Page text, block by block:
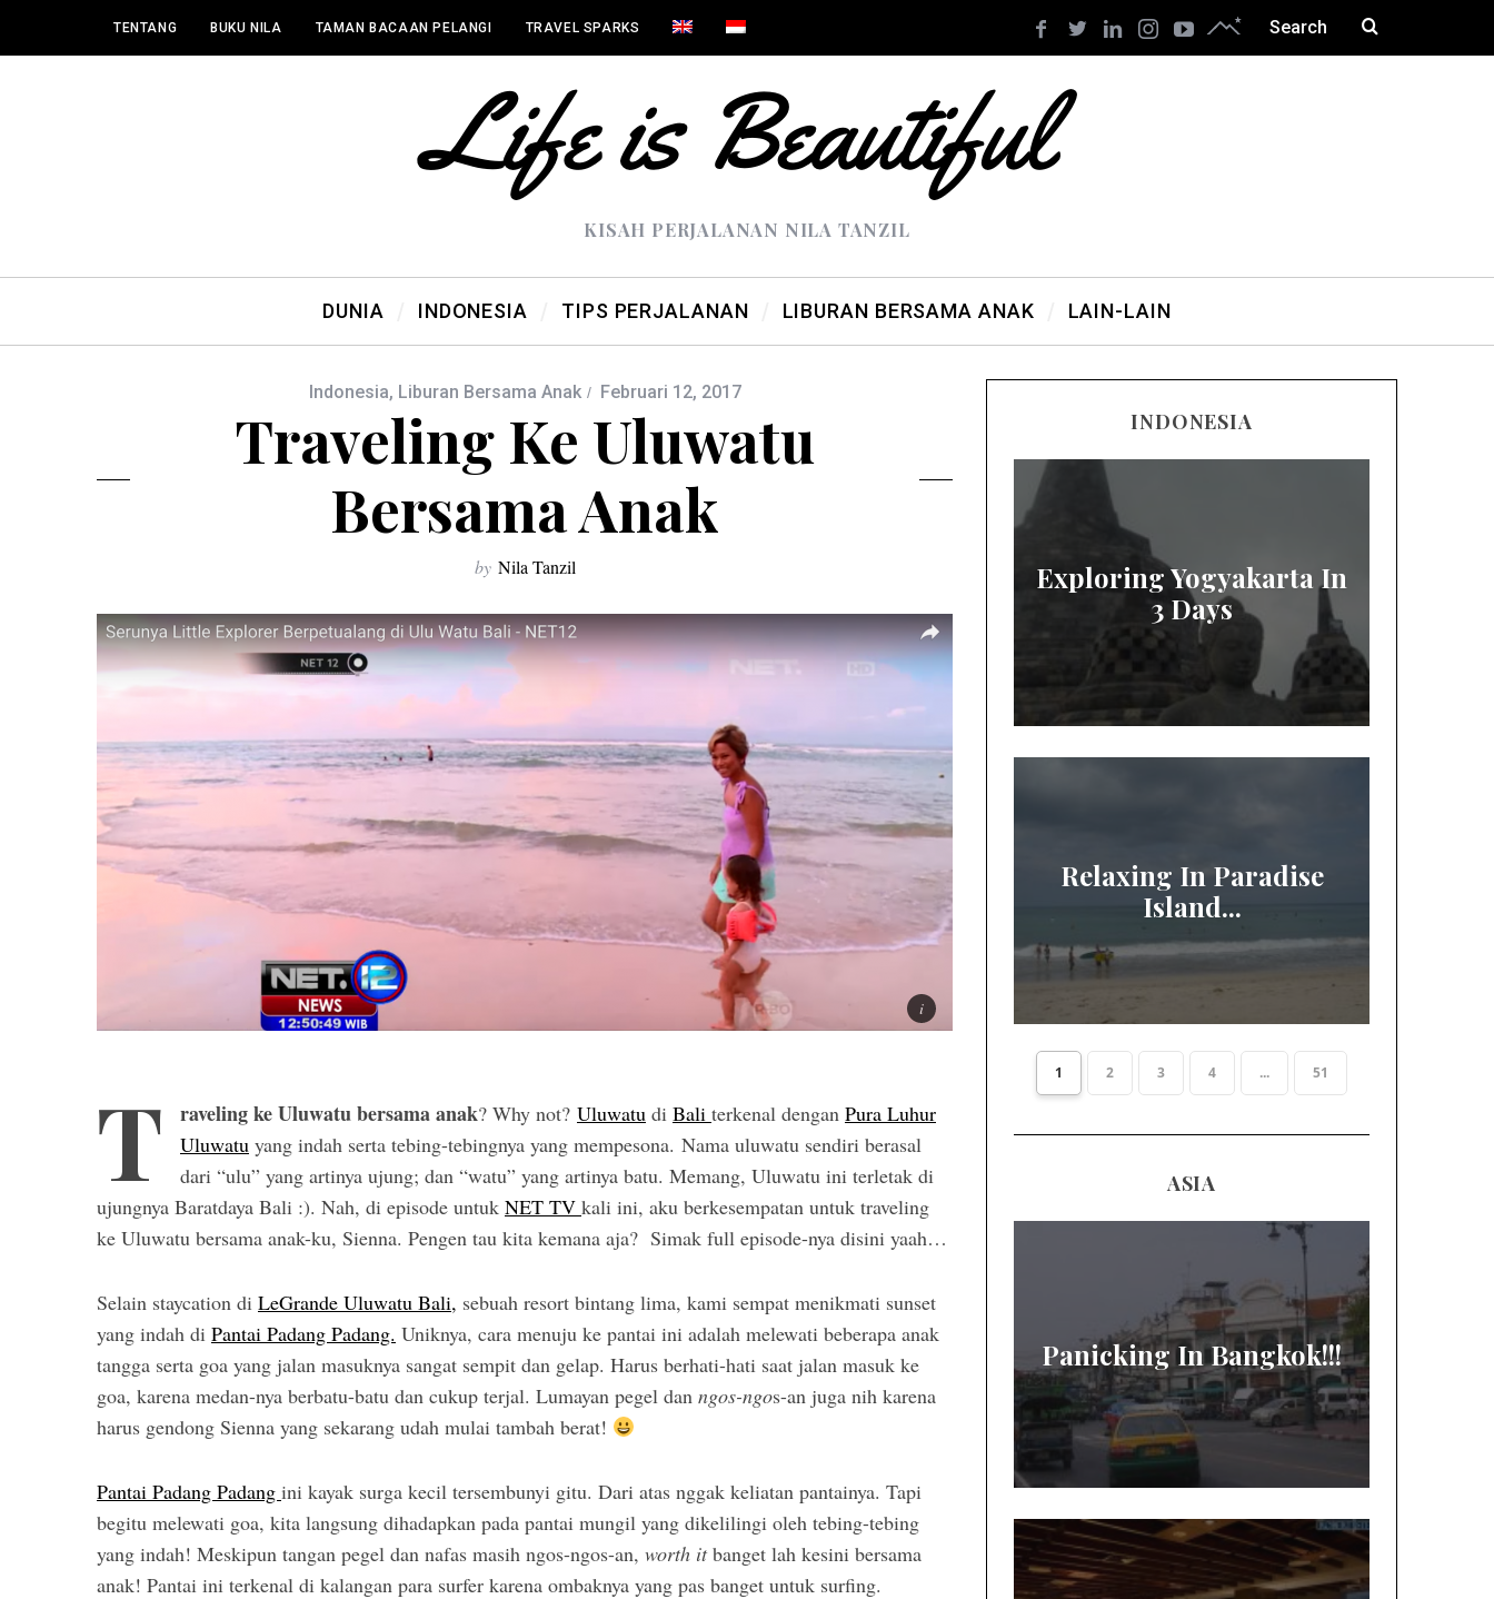
TENTANG BUKU NILA TAMAN BACAAN PELANGI TRAVEL SPARKS
KISAH PERJALANAN NILA TANZIL
DUNIA INDONESIA TIPS PERJALANAN LIBURAN BERSAMA ANAK LAIN-LAIN
Indonesia, Liburan Bersama Anak Februari 12, 2017
Traveling Ke Uluwatu
Bersama Anak
by Nila Tanzil
T raveling ke Uluwatu bersama anak? Why not? Uluwatu di Bali terkenal dengan Pura Luhur
Uluwatu yang indah serta tebing-tebingnya yang mempesona. Nama uluwatu sendiri berasal
dari “ulu” yang artinya ujung; dan “watu” yang artinya batu. Memang, Uluwatu ini terletak di
ujungnya Baratdaya Bali :). Nah, di episode untuk NET TV kali ini, aku berkesempatan untuk traveling
ke Uluwatu bersama anak-ku, Sienna. Pengen tau kita kemana aja? Simak full episode-nya disini yaah…
Selain staycation di LeGrande Uluwatu Bali, sebuah resort bintang lima, kami sempat menikmati sunset
yang indah di Pantai Padang Padang. Uniknya, cara menuju ke pantai ini adalah melewati beberapa anak
tangga serta goa yang jalan masuknya sangat sempit dan gelap. Harus berhati-hati saat jalan masuk ke
goa, karena medan-nya berbatu-batu dan cukup terjal. Lumayan pegel dan ngos-ngos-an juga nih karena
harus gendong Sienna yang sekarang udah mulai tambah berat!
Pantai Padang Padang ini kayak surga kecil tersembunyi gitu. Dari atas nggak keliatan pantainya. Tapi
begitu melewati goa, kita langsung dihadapkan pada pantai mungil yang dikelilingi oleh tebing-tebing
yang indah! Meskipun tangan pegel dan nafas masih ngos-ngos-an, worth itbanget lah kesini bersama
anak! Pantai ini terkenal di kalangan para surfer karena ombaknya yang pas banget untuk surfing.
INDONESIA
Exploring Yogyakarta In
3 Days
Relaxing In Paradise
Island...
1 2 3 4 ... 51
ASIA
Panicking In Bangkok!!!